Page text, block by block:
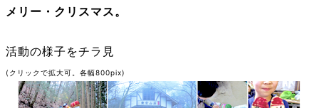
メリー・クリスマス。
活動の様子をチラ見
(クリックで拡大可。各幅800pix)